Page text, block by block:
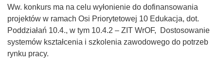
Ww. konkurs ma na celu wyłonienie do dofinansowania
projektów w ramach Osi Priorytetowej 10 Edukacja, dot.
Poddziałań 10.4., w tym 10.4.2 – ZIT WrOF, Dostosowanie
systemów kształcenia i szkolenia zawodowego do potrzeb
rynku pracy.